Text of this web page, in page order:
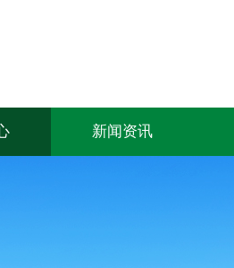
新闻资讯